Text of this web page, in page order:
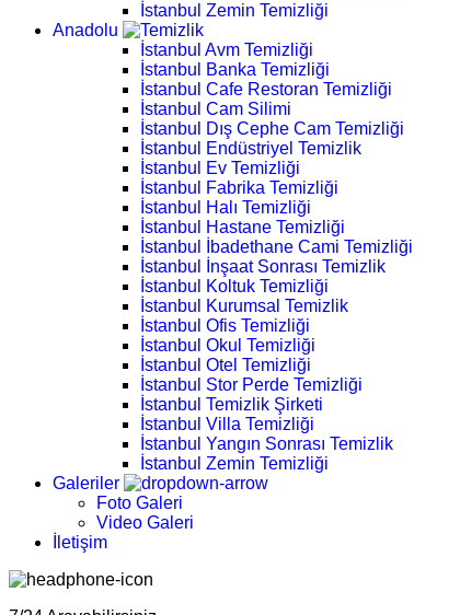
İstanbul Zemin Temizliği
Anadolu
İstanbul Avm Temizliği
İstanbul Banka Temizliği
İstanbul Cafe Restoran Temizliği
İstanbul Cam Silimi
İstanbul Dış Cephe Cam Temizliği
İstanbul Endüstriyel Temizlik
İstanbul Ev Temizliği
İstanbul Fabrika Temizliği
İstanbul Halı Temizliği
İstanbul Hastane Temizliği
İstanbul İbadethane Cami Temizliği
İstanbul İnşaat Sonrası Temizlik
İstanbul Koltuk Temizliği
İstanbul Kurumsal Temizlik
İstanbul Ofis Temizliği
İstanbul Okul Temizliği
İstanbul Otel Temizliği
İstanbul Stor Perde Temizliği
İstanbul Temizlik Şirketi
İstanbul Villa Temizliği
İstanbul Yangın Sonrası Temizlik
İstanbul Zemin Temizliği
Galeriler
Foto Galeri
Video Galeri
İletişim